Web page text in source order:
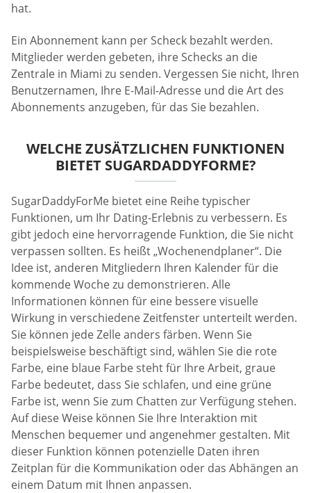
hat.
Ein Abonnement kann per Scheck bezahlt werden.
Mitglieder werden gebeten, ihre Schecks an die
Zentrale in Miami zu senden. Vergessen Sie nicht, Ihren
Benutzernamen, Ihre E-Mail-Adresse und die Art des
Abonnements anzugeben, für das Sie bezahlen.
WELCHE ZUSÄTZLICHEN FUNKTIONEN
BIETET SUGARDADDYFORME?
SugarDaddyForMe bietet eine Reihe typischer
Funktionen, um Ihr Dating-Erlebnis zu verbessern. Es
gibt jedoch eine hervorragende Funktion, die Sie nicht
verpassen sollten. Es heißt „Wochenendplaner“. Die
Idee ist, anderen Mitgliedern Ihren Kalender für die
kommende Woche zu demonstrieren. Alle
Informationen können für eine bessere visuelle
Wirkung in verschiedene Zeitfenster unterteilt werden.
Sie können jede Zelle anders färben. Wenn Sie
beispielsweise beschäftigt sind, wählen Sie die rote
Farbe, eine blaue Farbe steht für Ihre Arbeit, graue
Farbe bedeutet, dass Sie schlafen, und eine grüne
Farbe ist, wenn Sie zum Chatten zur Verfügung stehen.
Auf diese Weise können Sie Ihre Interaktion mit
Menschen bequemer und angenehmer gestalten. Mit
dieser Funktion können potenzielle Daten ihren
Zeitplan für die Kommunikation oder das Abhängen an
einem Datum mit Ihnen anpassen.